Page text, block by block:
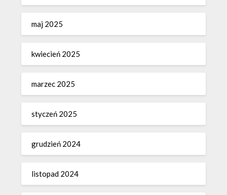
maj 2025
kwiecień 2025
marzec 2025
styczeń 2025
grudzień 2024
listopad 2024